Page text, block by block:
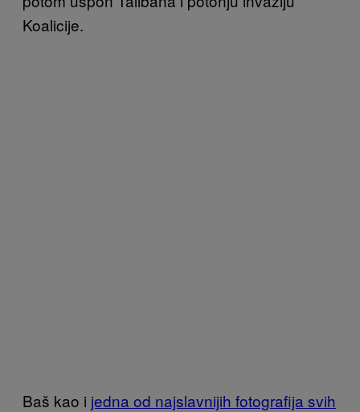
Koalicije.
Baš kao i jedna od najslavnijih fotografija svih